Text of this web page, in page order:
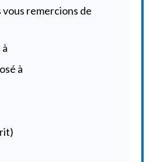
remercions de
à